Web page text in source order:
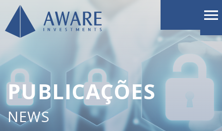
PUBLICAÇÕES
NEWS